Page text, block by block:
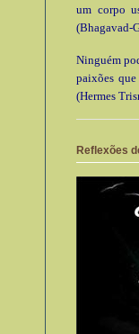
um corpo
(Bhagavad-
Ninguém
paixões
(Hermes
Reflexões